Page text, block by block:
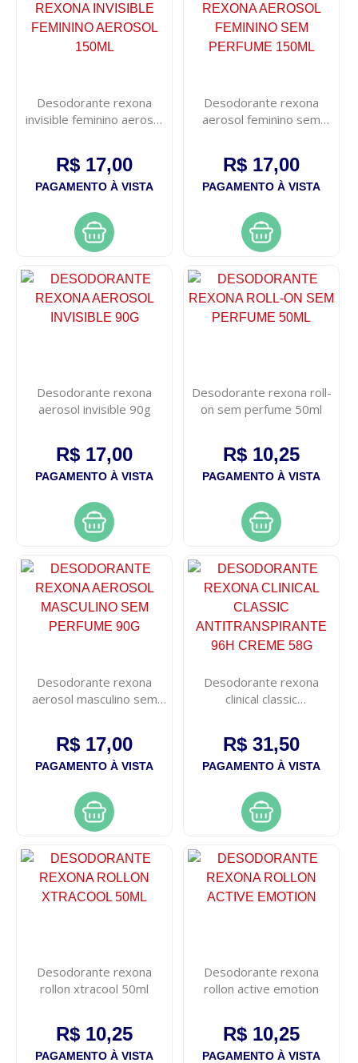
Desodorante rexona
invisible feminino aerosol
R$ 17,00
PAGAMENTO À VISTA
Desodorante rexona
aerosol feminino sem
R$ 17,00
PAGAMENTO À VISTA
Desodorante rexona
aerosol invisible 90g
R$ 17,00
PAGAMENTO À VISTA
Desodorante rexona roll-
on sem perfume 50ml
R$ 10,25
PAGAMENTO À VISTA
Desodorante rexona
aerosol masculino sem
R$ 17,00
PAGAMENTO À VISTA
Desodorante rexona
clinical classic
creme 58g
R$ 31,50
PAGAMENTO À VISTA
Desodorante rexona
rollon xtracool 50ml
R$ 10,25
PAGAMENTO À VISTA
Desodorante rexona
rollon active emotion
R$ 10,25
PAGAMENTO À VISTA